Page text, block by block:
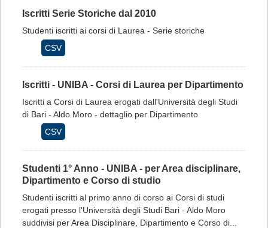
Iscritti Serie Storiche dal 2010
Studenti iscritti ai corsi di Laurea - Serie storiche
CSV
Iscritti - UNIBA - Corsi di Laurea per Dipartimento
Iscritti a Corsi di Laurea erogati dall'Università degli Studi
di Bari - Aldo Moro - dettaglio per Dipartimento
CSV
Studenti 1° Anno - UNIBA - per Area disciplinare,
Dipartimento e Corso di studio
Studenti iscritti al primo anno di corso ai Corsi di studi
erogati presso l'Università degli Studi Bari - Aldo Moro
suddivisi per Area Disciplinare, Dipartimento e Corso di...